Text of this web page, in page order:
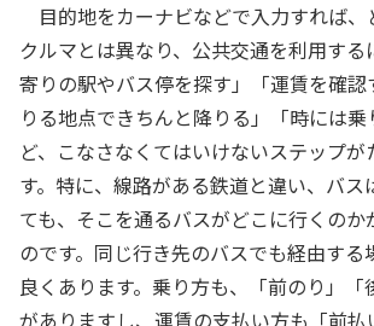
目的地をカーナビなどで入力すれば、
クルマとは異なり、公共交通を利用す
寄りの駅やバス停を探す」「運賃を確
りる地点できちんと降りる」「時には
ど、こなさなくてはいけないステップが
す。特に、線路がある鉄道と違い、バス
ても、そこを通るバスがどこに行くのか
のです。同じ行き先のバスでも経由する
良くあります。乗り方も、「前のり」
がありますし、運賃の支払い方も「前